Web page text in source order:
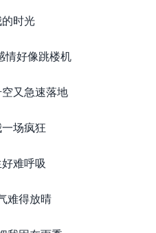
时光
情好像跳楼机
又急速落地
场疯狂
难呼吸
难得放晴